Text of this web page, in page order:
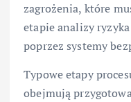
zagrożenia, które
etapie analizy
poprzez systemy
Typowe etapy
obejmują